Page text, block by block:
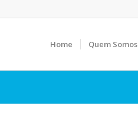
Home Quem Somos